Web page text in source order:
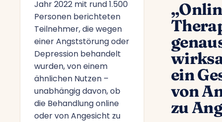
Jahr 2022 mit rund 1.500
Personen berichteten
Teilnehmer, die wegen
einer Angststörung oder
Depression behandelt
wurden, von einem
ähnlichen Nutzen –
unabhängig davon, ob
die Behandlung online
oder von Angesicht zu
ein
von
zu